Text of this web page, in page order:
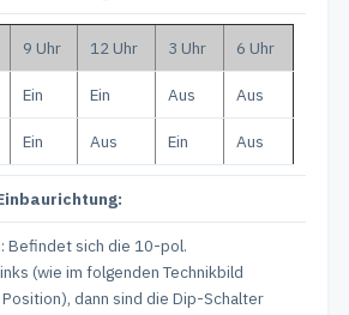
9 Uhr 12 Uhr 3 Uhr 6 Uhr
Ein Ein Aus Aus
Ein Aus Ein Aus
Befindet sich die 10-pol.
(wie im folgenden Technikbild
dann sind die Dip-Schalter